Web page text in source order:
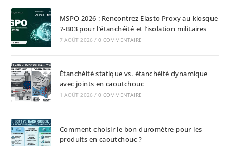
MSPO 2026 : Rencontrez Elasto Proxy au kiosque
7-B03 pour l’étanchéité et l’isolation militaires
7 AOÛT 2026 / 0 COMMENTAIRE
Étanchéité statique vs. étanchéité dynamique
avec joints en caoutchouc
1 AOÛT 2026 / 0 COMMENTAIRE
Comment choisir le bon duromètre pour les
produits en caoutchouc ?